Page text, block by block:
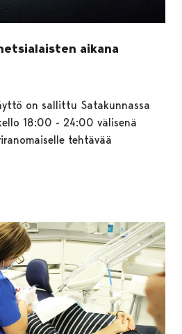
aikana
on sallittu Satakunnassa
18:00 - 24:00 välisenä
tehtävää